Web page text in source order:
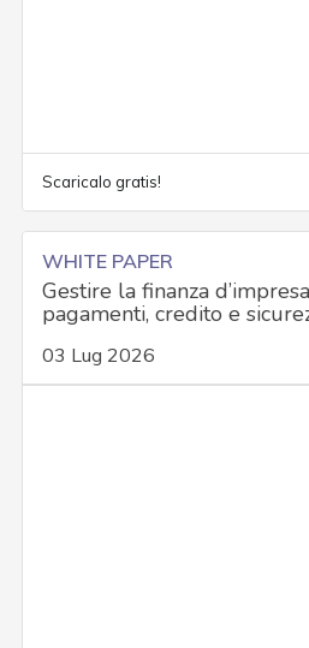
Scaricalo gratis!
WHITE PAPER
Gestire la finanza
pagamenti, credito e
03 Lug 2026